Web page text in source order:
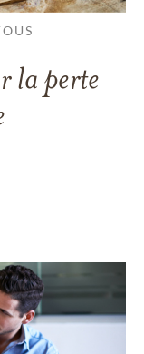
la perte